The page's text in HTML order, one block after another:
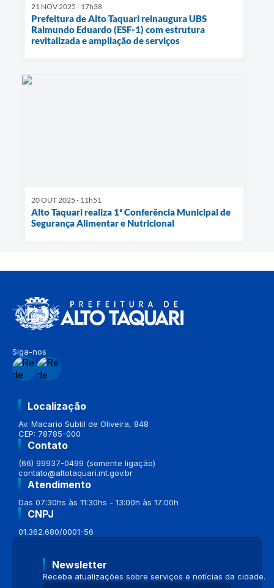
21 NOV 2025 - 17h38
Prefeitura de Alto Taquari reinaugura UBS
Raimundo Eduardo (ESF-1) com estrutura
revitalizada e ampliação de serviços
20 OUT 2025 - 11h51
Alto Taquari realiza 1ª Conferência Municipal de
Segurança Alimentar e Nutricional
Siga-nos
Localização
Av. Macario Subtil de Oliveira, 848
CEP: 78785-000
Contato
(66) 99937-0499 (somente ligação)
contato@altotaquari.mt.gov.br
Atendimento
Das 07:30hs às 11:30hs - 13:00h às 17:00h
CNPJ
01.362.680/0001-56
Newsletter
Receba atualizações sobre serviços e notícias da cidade.